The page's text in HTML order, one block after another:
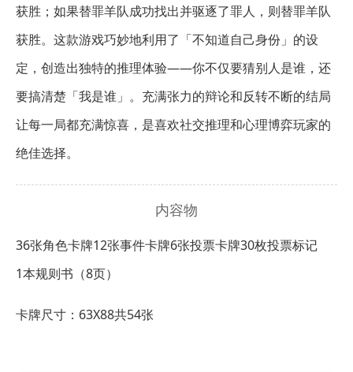
获胜；如果替罪羊队成功找出并驱逐了罪人，则替罪羊队
获胜。这款游戏巧妙地利用了「不知道自己身份」的设
定，创造出独特的推理体验——你不仅要猜别人是谁，还
要搞清楚「我是谁」。充满张力的辩论和反转不断的结局
让每一局都充满惊喜，是喜欢社交推理和心理博弈玩家的
绝佳选择。
内容物
36张角色卡牌12张事件卡牌6张投票卡牌30枚投票标记
1本规则书（8页）
卡牌尺寸：63X88共54张